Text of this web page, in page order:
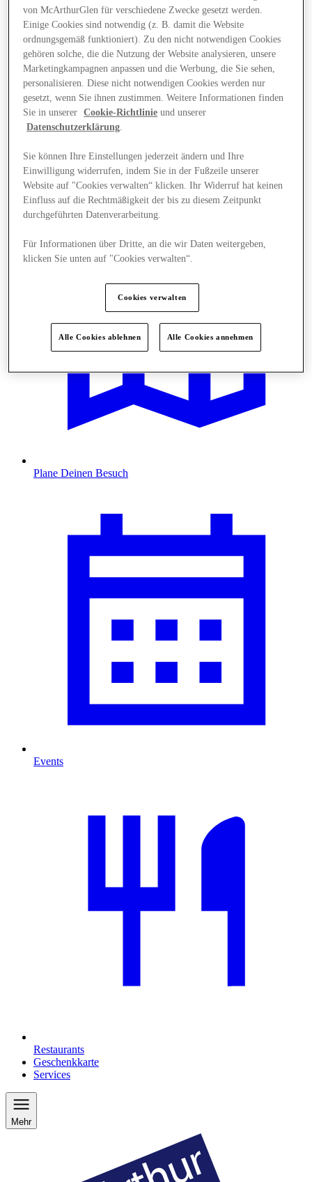
Angebote
Plane Deinen Besuch
Events
Restaurants
Geschenkkarte
Services
Mehr
von McArthurGlen für verschiedene Zwecke gesetzt werden.
Einige Cookies sind notwendig (z. B. damit die Website
ordnungsgemäß funktioniert). Zu den nicht notwendigen Cookies
gehören solche, die die Nutzung der Website analysieren, unsere
Marketingkampagnen anpassen und die Werbung, die Sie sehen,
personalisieren. Diese nicht notwendigen Cookies werden nur
gesetzt, wenn Sie ihnen zustimmen. Weitere Informationen finden
Sie in unserer
Cookie-Richtlinie und unserer
Datenschutzerklärung
Sie können Ihre Einstellungen jederzeit ändern und Ihre
Einwilligung widerrufen, indem Sie in der Fußzeile unserer
Website auf "Cookies verwalten“ klicken. Ihr Widerruf hat keinen
Einfluss auf die Rechtmäßigkeit der bis zu diesem Zeitpunkt
durchgeführten Datenverarbeitung.
Für Informationen über Dritte, an die wir Daten weitergeben,
klicken Sie unten auf "Cookies verwalten“.
Cookies verwalten
Alle Cookies ablehnen Alle Cookies annehmen